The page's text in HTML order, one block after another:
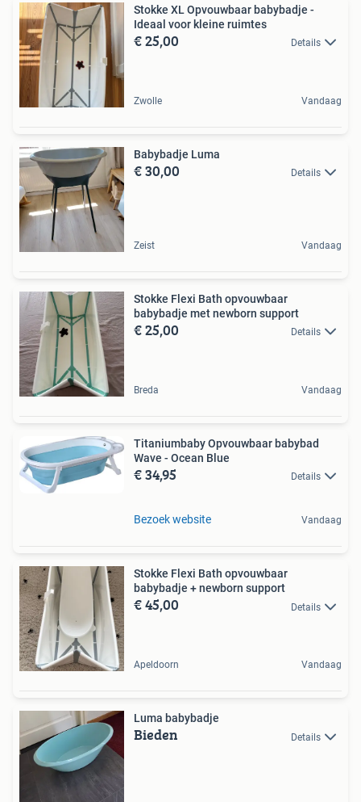
Stokke XL Opvouwbaar babybadje -
Ideaal voor kleine ruimtes
€ 25,00 Details
Zwolle Vandaag
Babybadje Luma
€ 30,00 Details
Zeist Vandaag
Stokke Flexi Bath opvouwbaar
babybadje met newborn support
€ 25,00 Details
Breda Vandaag
Titaniumbaby Opvouwbaar babybad
Wave - Ocean Blue
€ 34,95 Details
Bezoek website Vandaag
Stokke Flexi Bath opvouwbaar
babybadje + newborn support
€ 45,00 Details
Apeldoorn Vandaag
Luma babybadje
Bieden Details